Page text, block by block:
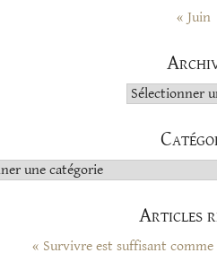
« Juin
Archives
Articles
« Survivre est suffisant